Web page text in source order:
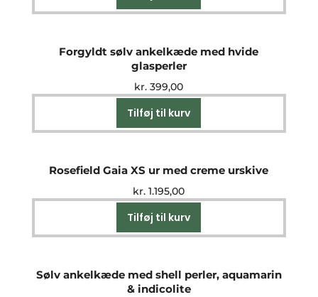
Forgyldt sølv ankelkæde med hvide
glasperler
kr. 399,00
Tilføj til kurv
Rosefield Gaia XS ur med creme urskive
kr. 1.195,00
Tilføj til kurv
Sølv ankelkæde med shell perler, aquamarin
& indicolite